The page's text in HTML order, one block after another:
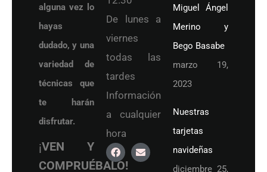
alguna vez lo
hayas
dudado, y una
variedad de
técnicas que
te harán
disfrutar.
¡VEN Y
COMPRUÉBALO!
De lunes a
viernes
todas las
tardes
Información
a cualquier
hora
Miguel Ángel
Merino y
Bego Basabe
marzo 19,
2023
Nuestras
tarjetas
navideñas
diciembre 25,